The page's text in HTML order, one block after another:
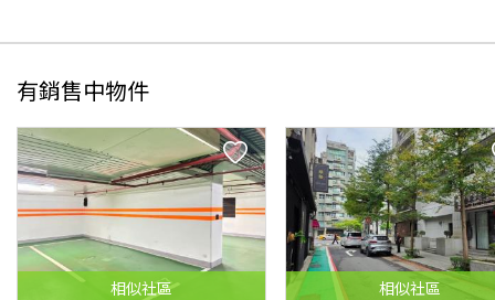
有銷售中物件
相似社區 相似社區